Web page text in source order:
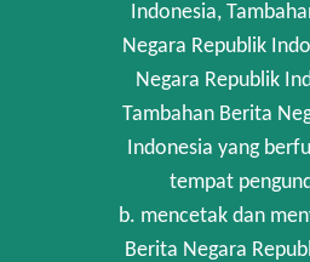
Indonesia,
Negara Republik
Negara Republik
Tambahan Berita
Indonesia yang
tempat
b. mencetak dan
Berita Negara